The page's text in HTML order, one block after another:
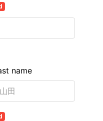
name